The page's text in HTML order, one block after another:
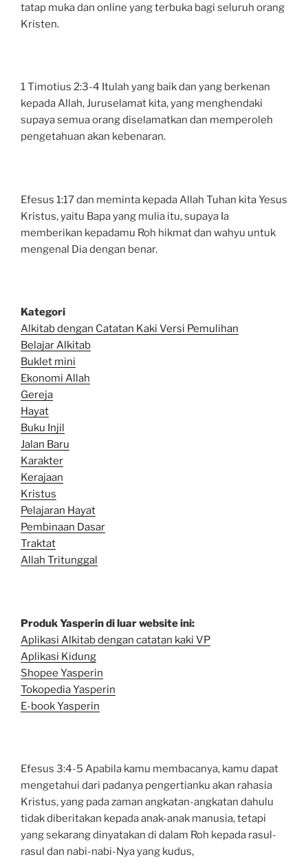
tatap muka dan online yang terbuka bagi seluruh orang
Kristen.
1 Timotius 2:3-4 Itulah yang baik dan yang berkenan
kepada Allah, Juruselamat kita, yang menghendaki
supaya semua orang diselamatkan dan memperoleh
pengetahuan akan kebenaran.
Efesus 1:17 dan meminta kepada Allah Tuhan kita Yesus
Kristus, yaitu Bapa yang mulia itu, supaya Ia
memberikan kepadamu Roh hikmat dan wahyu untuk
mengenal Dia dengan benar.
Kategori
Alkitab dengan Catatan Kaki Versi Pemulihan
Belajar Alkitab
Buklet mini
Ekonomi Allah
Gereja
Hayat
Buku Injil
Jalan Baru
Karakter
Kerajaan
Kristus
Pelajaran Hayat
Pembinaan Dasar
Traktat
Allah Tritunggal
Produk Yasperin di luar website ini:
Aplikasi Alkitab dengan catatan kaki VP
Aplikasi Kidung
Shopee Yasperin
Tokopedia Yasperin
E-book Yasperin
Efesus 3:4-5 Apabila kamu membacanya, kamu dapat
mengetahui dari padanya pengertianku akan rahasia
Kristus, yang pada zaman angkatan-angkatan dahulu
tidak diberitakan kepada anak-anak manusia, tetapi
yang sekarang dinyatakan di dalam Roh kepada rasul-
rasul dan nabi-nabi-Nya yang kudus,